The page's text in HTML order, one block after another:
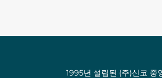
1995년 설립된 (주)신코